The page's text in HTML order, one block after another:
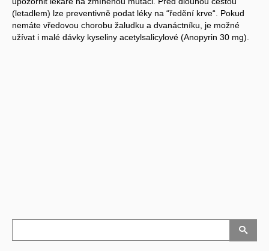
(letadlem) lze preventivně podat léky na “ředění krve“. Pokud
nemáte vředovou chorobu žaludku a dvanáctníku, je možné
užívat i malé dávky kyseliny acetylsalicylové (Anopyrin 30 mg).